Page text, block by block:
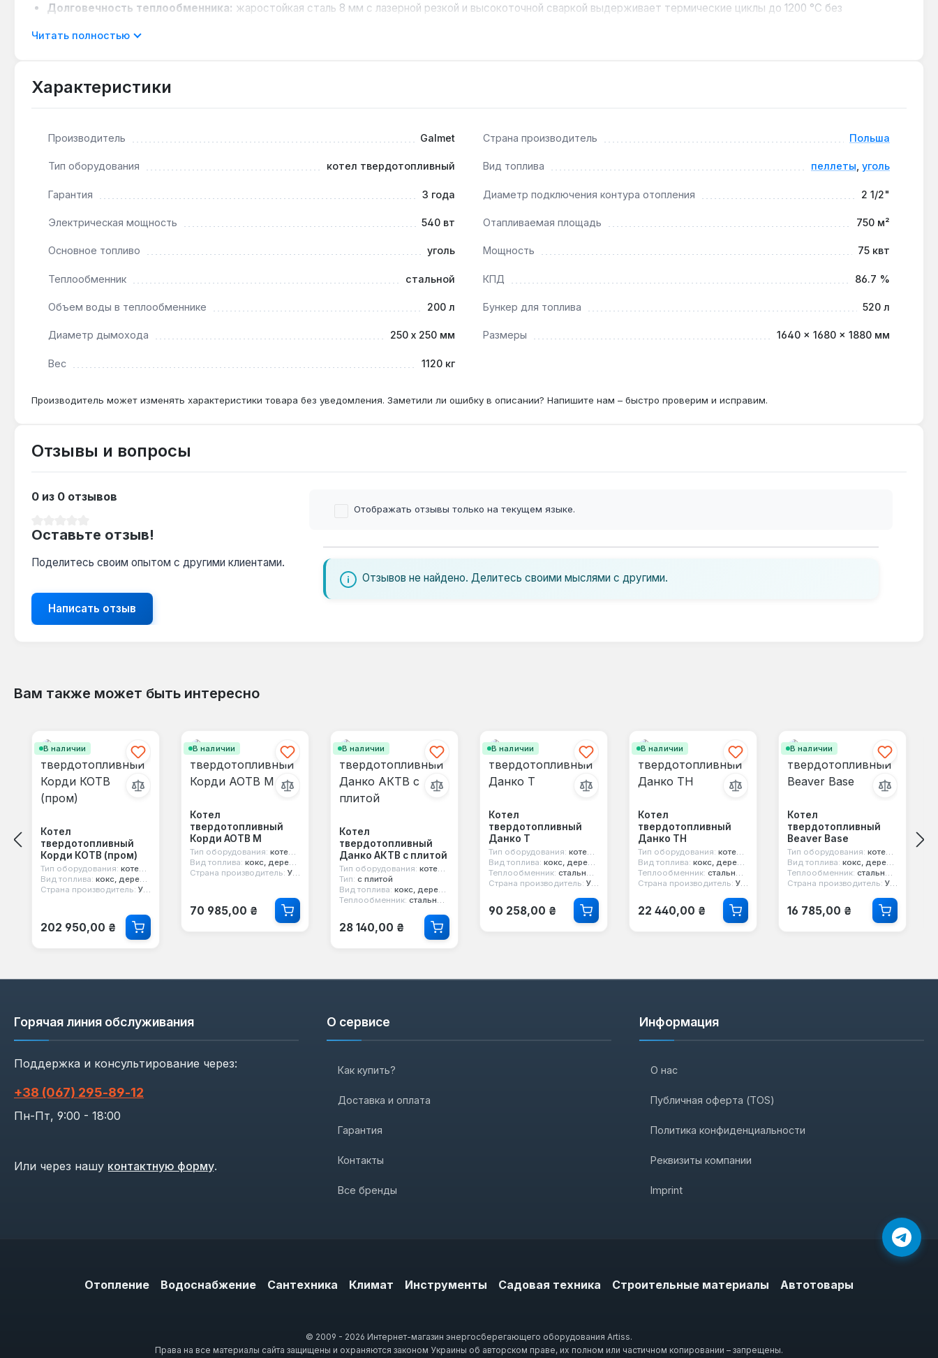
Долговечность теплообменника: жаростойкая сталь 8 мм с лазерной резкой и высокоточной сваркой выдерживает термические циклы до 1200 °C без
Эффективная теплоизоляция:
Котёл предназначен для отопления жилых, коммерческих и промышленных объектов площадью до 750 м². Производство — Польша. Гарантия 3 года, доставка по
Украине.
Как часто нужно чистить реторту?
При сжигании каменного угля фракции 5–25 мм реторту рекомендуется очищать каждые 3–5 дней — подвижная конструкция реторты упрощает удаление шлака
Совместим ли с системой тёплого пола?
Да — через смесительный узел с трёхходовым клапаном котёл может работать с низкотемпературными контурами 35–45 °C, при этом КПД остаётся не ниже
Какой диаметр дымохода требуется?
задымление.
Читать полностью
Характеристики
Производитель Galmet Страна производитель Польша
Тип оборудования котел твердотопливный Вид топлива пеллеты уголь
Гарантия 3 года Диаметр подключения контура отопления 2 1/2"
Электрическая мощность 540 вт Отапливаемая площадь 750 м²
Основное топливо уголь Мощность 75 квт
Теплообменник стальной КПД 86.7 %
Объем воды в теплообменнике 200 л Бункер для топлива 520 л
Диаметр дымохода 250 х 250 мм Размеры 1640 × 1680 × 1880 мм
Вес 1120 кг
Производитель может изменять характеристики товара без уведомления. Заметили ли ошибку в описании? Напишите нам – быстро проверим и исправим.
Отзывы и вопросы
0 из 0 отзывов
Оставьте отзыв!
Поделитесь своим опытом с другими клиентами.
Написать отзыв
Отображать отзывы только на текущем языке.
Отзывов не найдено. Делитесь своими мыслями с другими.
Вам также может быть интересно
В наличии
Котел
твердотопливный
Корди КОТВ (пром)
Тип оборудования: котел твердотопливный
Вид топлива: кокс, дерево, уголь
Страна производитель: Украина
Обычная цена:
202 950,00 ₴
В наличии
Котел
твердотопливный
Корди АОТВ М
Тип оборудования: котел твердотопливный
Вид топлива: кокс, дерево, уголь
Страна производитель: Украина
Обычная цена:
70 985,00 ₴
В наличии
Котел
твердотопливный
Данко АКТВ с плитой
Тип оборудования: котел твердотопливный
Тип: с плитой
Вид топлива: кокс, дерево, уголь
Теплообменник: стальной 4 мм
Обычная цена:
28 140,00 ₴
В наличии
Котел
твердотопливный
Данко Т
Тип оборудования: котел твердотопливный
Вид топлива: кокс, дерево, уголь
Теплообменник: стальной 4 мм
Страна производитель: Украина
Обычная цена:
90 258,00 ₴
В наличии
Котел
твердотопливный
Данко ТН
Тип оборудования: котел твердотопливный
Вид топлива: кокс, дерево, уголь
Теплообменник: стальной 4 мм
Страна производитель: Украина
Обычная цена:
22 440,00 ₴
В наличии
Котел
твердотопливный
Beaver Base
Тип оборудования: котел твердотопливный
Вид топлива: кокс, дерево, уголь
Теплообменник: стальной 3 мм
Страна производитель: Украина
Обычная цена:
16 785,00 ₴
Горячая линия обслуживания
Поддержка и консультирование через:
+38 (067) 295‑89‑12
Пн-Пт, 9:00 - 18:00
Или через нашу контактную форму.
О сервисе
Как купить?
Доставка и оплата
Гарантия
Контакты
Все бренды
Информация
О нас
Публичная оферта (TOS)
Политика конфиденциальности
Реквизиты компании
Imprint
Отопление Водоснабжение Сантехника Климат Инструменты Садовая техника Строительные материалы Автотовары
© 2009 - 2026 Интернет-магазин энергосберегающего оборудования Artiss.
Права на все материалы сайта защищены и охраняются законом Украины об авторском праве, их полном или частичном копировании – запрещены.